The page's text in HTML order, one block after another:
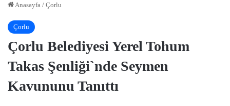
Anasayfa / Çorlu
Çorlu
Çorlu Belediyesi Yerel Tohum
Takas Şenliği`nde Seymen
Kavununu Tanıttı